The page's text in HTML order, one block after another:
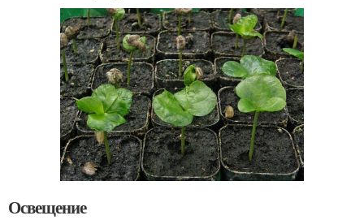
Освещение